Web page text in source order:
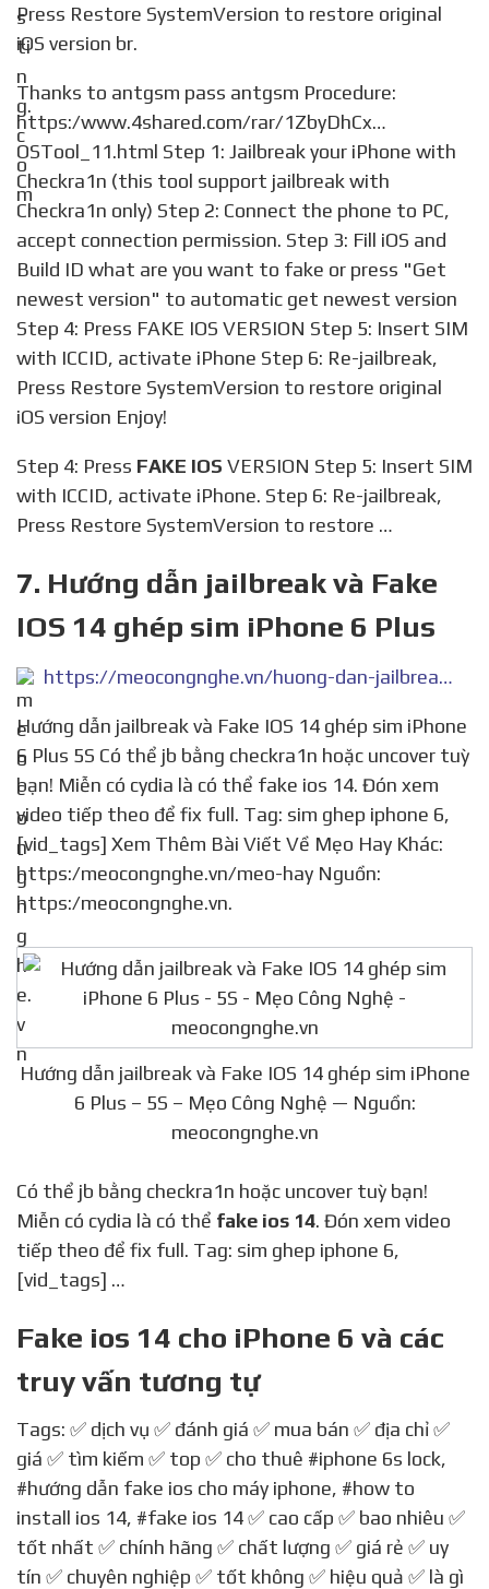
Press Restore SystemVersion to restore original
iOS version br.
Thanks to antgsm pass antgsm Procedure:
https:/www.4shared.com/rar/1ZbyDhCx…
OSTool_11.html Step 1: Jailbreak your iPhone with
Checkra1n (this tool support jailbreak with
Checkra1n only) Step 2: Connect the phone to PC,
accept connection permission. Step 3: Fill iOS and
Build ID what are you want to fake or press "Get
newest version" to automatic get newest version
Step 4: Press FAKE IOS VERSION Step 5: Insert SIM
with ICCID, activate iPhone Step 6: Re-jailbreak,
Press Restore SystemVersion to restore original
iOS version Enjoy!
Step 4: Press FAKE IOS VERSION Step 5: Insert SIM
with ICCID, activate iPhone. Step 6: Re-jailbreak,
Press Restore SystemVersion to restore …
7. Hướng dẫn jailbreak và Fake
IOS 14 ghép sim iPhone 6 Plus
https://meocongnghe.vn/huong-dan-jailbreak-va-fake-ios-14-ghep-sim-iphone-6-plus-5s
Hướng dẫn jailbreak và Fake IOS 14 ghép sim iPhone
6 Plus 5S Có thể jb bằng checkra1n hoặc uncover tuỳ
bạn! Miễn có cydia là có thể fake ios 14. Đón xem
video tiếp theo để fix full. Tag: sim ghep iphone 6,
[vid_tags] Xem Thêm Bài Viết Về Mẹo Hay Khác:
https:/meocongnghe.vn/meo-hay Nguồn:
https:/meocongnghe.vn.
Hướng dẫn jailbreak và Fake IOS 14 ghép sim iPhone
6 Plus – 5S – Mẹo Công Nghệ — Nguồn:
meocongnghe.vn
Có thể jb bằng checkra1n hoặc uncover tuỳ bạn!
Miễn có cydia là có thể fake ios 14. Đón xem video
tiếp theo để fix full. Tag: sim ghep iphone 6,
[vid_tags] …
Fake ios 14 cho iPhone 6 và các
truy vấn tương tự
Tags: ✅ dịch vụ ✅ đánh giá ✅ mua bán ✅ địa chỉ ✅
giá ✅ tìm kiếm ✅ top ✅ cho thuê #iphone 6s lock,
#hướng dẫn fake ios cho máy iphone, #how to
install ios 14, #fake ios 14✅ cao cấp ✅ bao nhiêu ✅
tốt nhất ✅ chính hãng ✅ chất lượng ✅ giá rẻ ✅ uy
tín ✅ chuyên nghiệp ✅ tốt không ✅ hiệu quả ✅ là gì